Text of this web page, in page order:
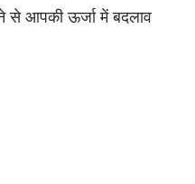
से आपकी ऊर्जा में बदलाव